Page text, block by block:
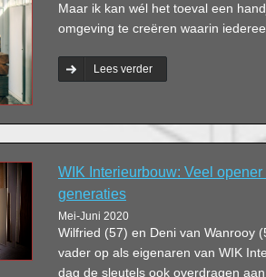
Maar ik kan wél het toeval een
omgeving te creëren waarin
Lees verder
WIK Interieurbouw: Veel
generaties
Mei-Juni 2020
Wilfried (57) en Deni van Wanrooy
vader op als eigenaren van WIK
dag de sleutels ook overdragen